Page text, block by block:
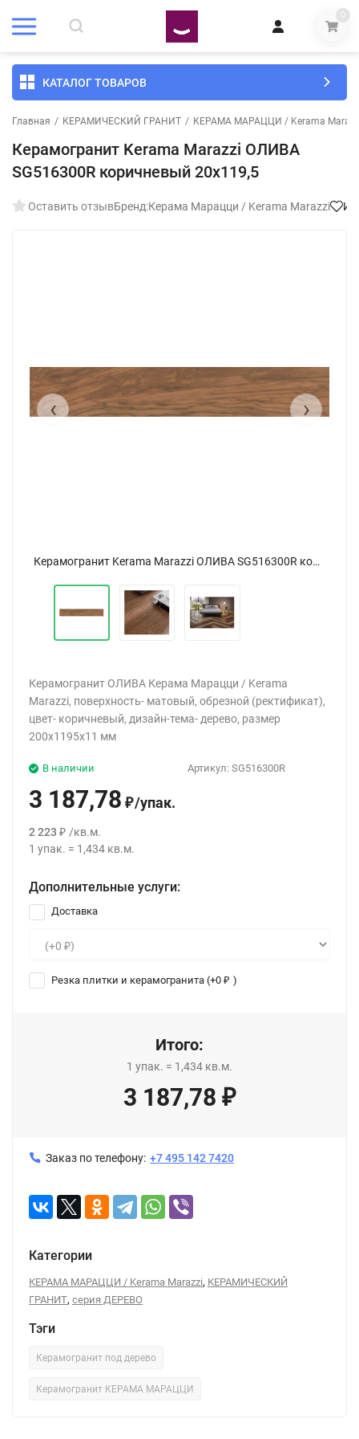
0
КАТАЛОГ ТОВАРОВ
Главная / КЕРАМИЧЕСКИЙ ГРАНИТ / КЕРАМА МАРАЦЦИ / Kerama
Керамогранит Kerama Marazzi ОЛИВА
SG516300R коричневый 20x119,5
Оставить отзывБренд:Керама Марацци / Kerama Marazzi
Керамогранит Kerama Marazzi ОЛИВА SG516300R коричневый 20x119,5
‹ ›
Керамогранит ОЛИВА Керама Марацци / Kerama
Marazzi, поверхность- матовый, обрезной (ректификат),
цвет- коричневый, дизайн-тема- дерево, размер
200x1195x11 мм
Артикул: SG516300R
В наличии
3 187,78 ₽/упак.
2 223 ₽ /кв.м.
1 упак. = 1,434 кв.м.
Дополнительные услуги:
Доставка
Резка плитки и керамогранита (+0 ₽ )
Итого:
1 упак. = 1,434 кв.м.
3 187,78 ₽
Заказ по телефону: +7 495 142 7420
Категории
КЕРАМА МАРАЦЦИ / Kerama Marazzi, КЕРАМИЧЕСКИЙ
ГРАНИТ, серия ДЕРЕВО
Тэги
Керамогранит под дерево
Керамогранит КЕРАМА МАРАЦЦИ